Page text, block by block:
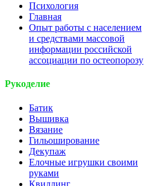
Психология
Главная
Опыт работы с населением
и средствами массовой
информации российской
ассоциации по остеопорозу
Рукоделие
Батик
Вышивка
Вязание
Гильоширование
Декупаж
Елочные игрушки своими
руками
Квиллинг